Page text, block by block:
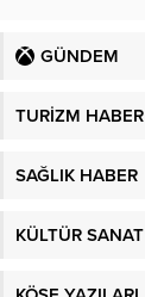
GÜNDEM
TURİZM HABER
SAĞLIK HABER
KÜLTÜR SANAT